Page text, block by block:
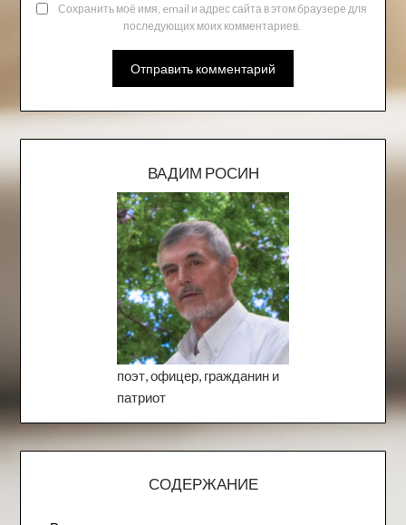
Сохранить моё имя, email и адрес сайта в этом браузере для
последующих моих комментариев.
ВАДИМ РОСИН
поэт, офицер, гражданин и
патриот
СОДЕРЖАНИЕ